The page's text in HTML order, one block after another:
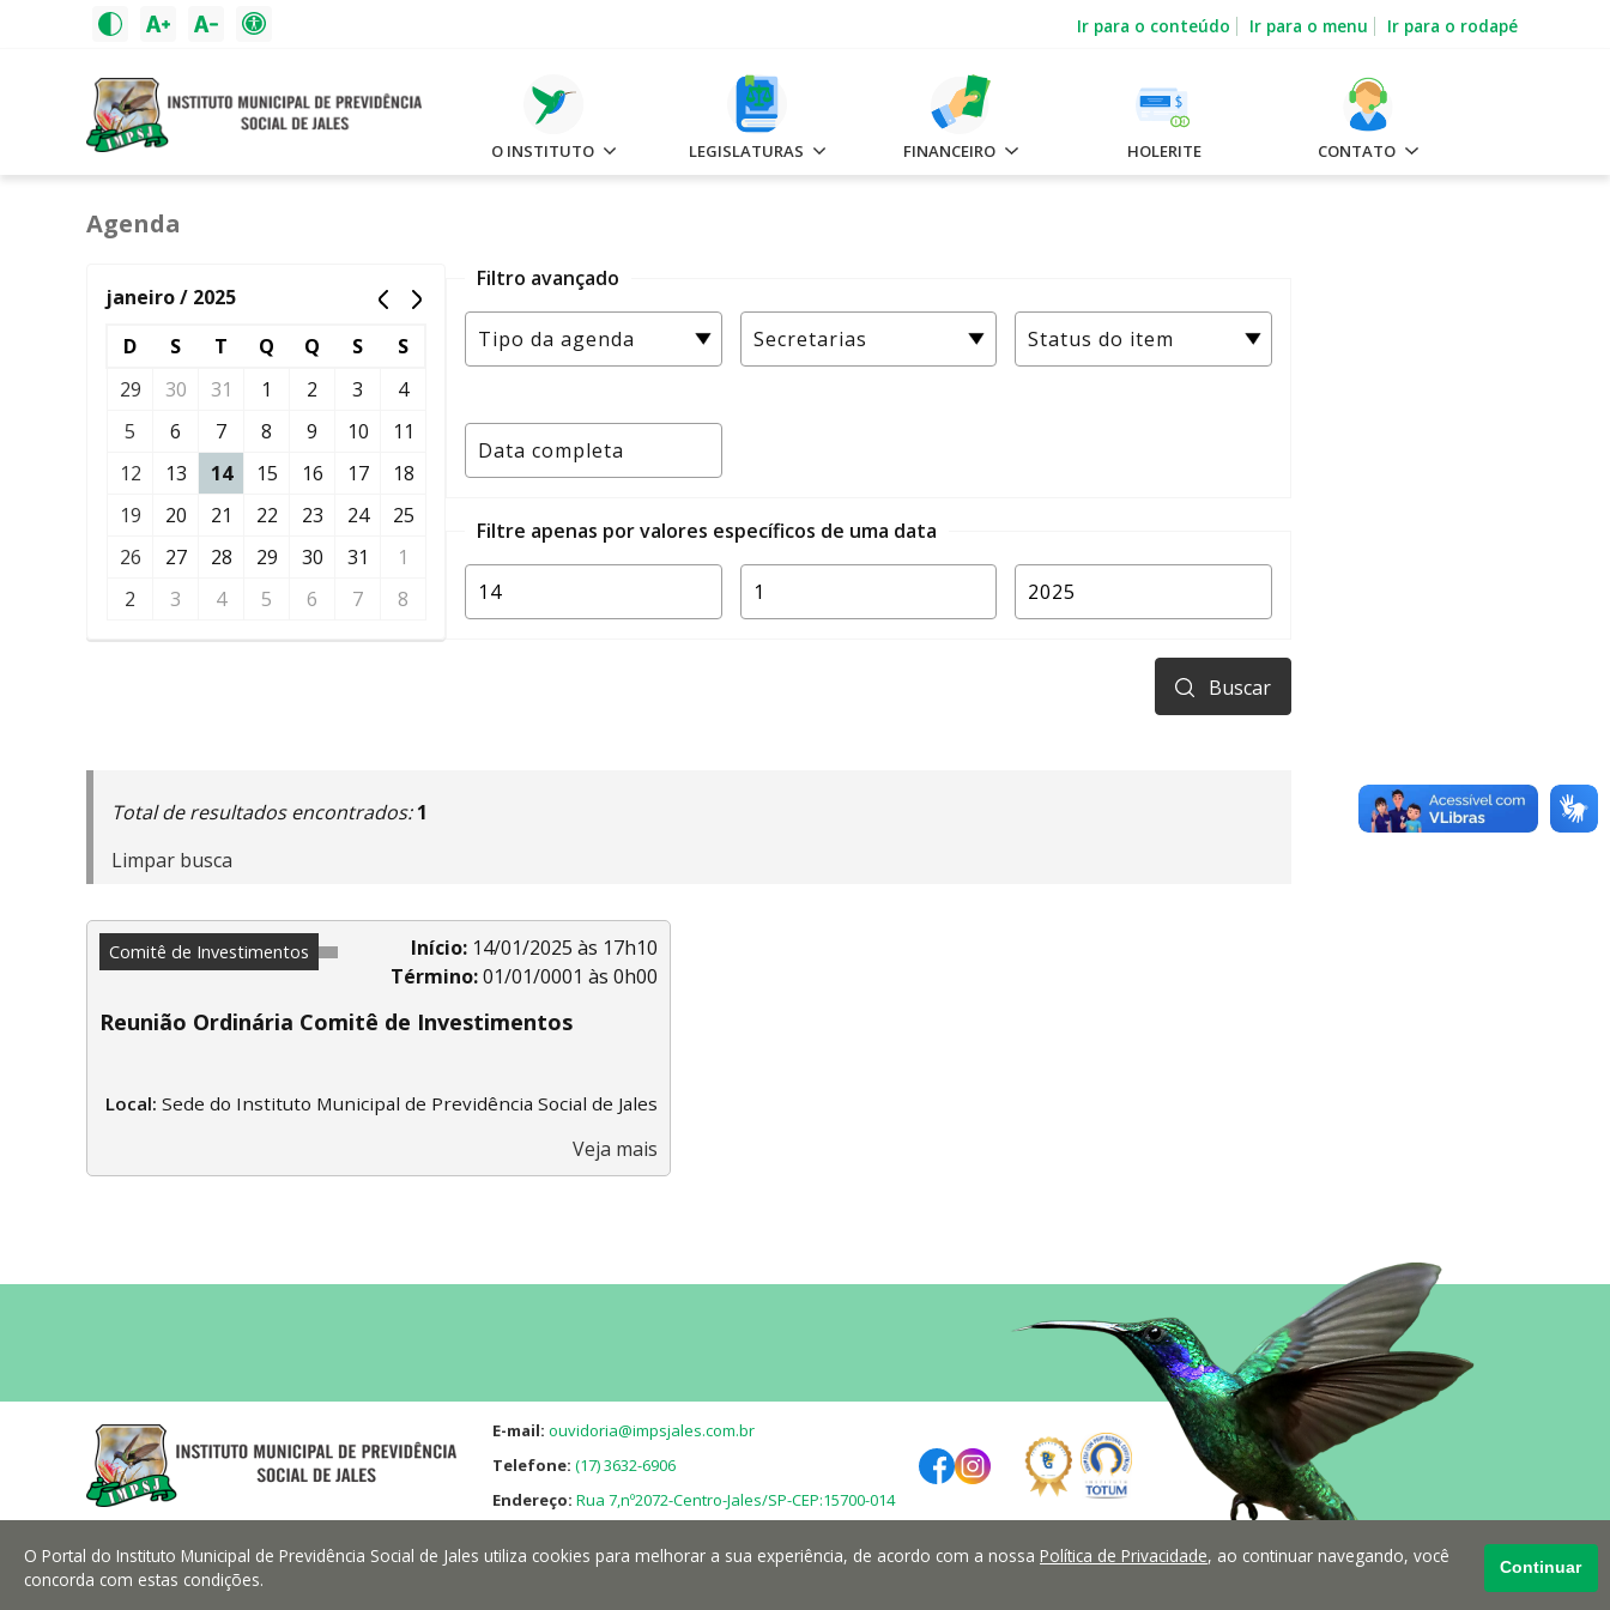
Ir para o conteúdo Ir para o menu Ir para o rodapé
O INSTITUTO LEGISLATURAS FINANCEIRO HOLERITE CONTATO
Agenda
janeiro / 2025
D
S T Q Q S
S
29
30 31 1 2 3
4
5
6 7 8 9 10
11
12
13 14 15 16 17
18
19
20 21 22 23 24
25
26
27 28 29 30 31
1
2
3 4 5 6 7 8
Filtro avançado
Filtre apenas por valores específicos de uma data
Buscar
Total de resultados encontrados: 1
Limpar busca
Comitê de Investimentos Início: 14/01/2025 às 17h10
Término:01/01/0001 às 0h00
Reunião Ordinária Comitê de Investimentos
Local: Sede do Instituto Municipal de Previdência Social de Jales
Veja mais
E-mail: ouvidoria@impsjales.com.br
Telefone: (17) 3632-6906
Endereço: Rua 7,nº2072-Centro-Jales/SP-CEP:15700-014
O Portal do Instituto Municipal de Previdência Social de Jales utiliza cookies para melhorar a sua experiência, de acordo com a nossa Política de Privacidade, ao continuar navegando, você
concorda com estas condições.
Continuar